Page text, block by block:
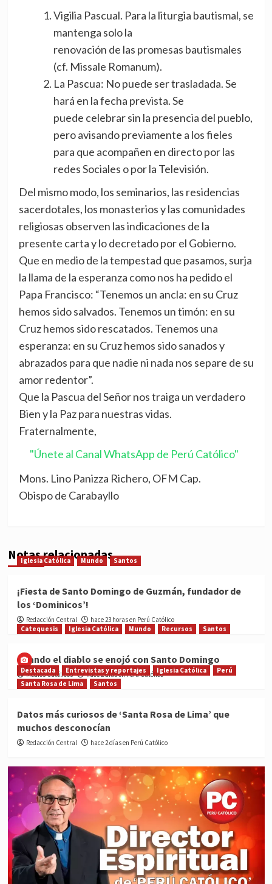
Vigilia Pascual. Para la liturgia bautismal, se
mantenga solo la
renovación de las promesas bautismales
(cf. Missale Romanum).
La Pascua: No puede ser trasladada. Se
hará en la fecha prevista. Se
puede celebrar sin la presencia del pueblo,
pero avisando previamente a los fieles
para que acompañen en directo por las
redes Sociales o por la Televisión.
Del mismo modo, los seminarios, las residencias
sacerdotales, los monasterios y las comunidades
religiosas observen las indicaciones de la
presente carta y lo decretado por el Gobierno.
Que en medio de la tempestad que pasamos, surja
la llama de la esperanza como nos ha pedido el
Papa Francisco: “Tenemos un ancla: en su Cruz
hemos sido salvados. Tenemos un timón: en su
Cruz hemos sido rescatados. Tenemos una
esperanza: en su Cruz hemos sido sanados y
abrazados para que nadie ni nada nos separe de su
amor redentor”.
Que la Pascua del Señor nos traiga un verdadero
Bien y la Paz para nuestras vidas.
Fraternalmente,
"Únete al Canal WhatsApp de Perú Católico"
Mons. Lino Panizza Richero, OFM Cap.
Obispo de Carabayllo
Notas relacionadas
Iglesia Católica Mundo Santos
¡Fiesta de Santo Domingo de Guzmán, fundador de
los ‘Dominicos’!
Redacción Central
hace 23 horas en Perú Católico
Catequesis
Iglesia Católica Mundo Recursos Santos
Cuando el diablo se enojó con Santo Domingo
Medios Católicos hace 2 días en Perú Católico
Destacada Entrevistas y reportajes Iglesia Católica
Perú
Santa Rosa de Lima
Santos
Datos más curiosos de ‘Santa Rosa de Lima’ que
muchos desconocían
Redacción Central hace 2 días en Perú Católico